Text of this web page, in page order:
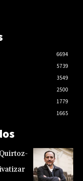
6694
5739
3549
2500
1779
1665